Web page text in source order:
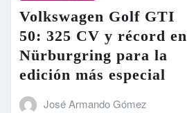
Volkswagen Golf GTI
50: 325 CV y récord en
Nürburgring para la
edición más especial
José Armando Gómez